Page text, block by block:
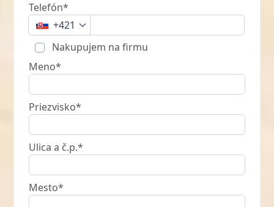
Telefón*
+421
Nakupujem na firmu
Meno*
Priezvisko*
Ulica a č.p.*
Mesto*